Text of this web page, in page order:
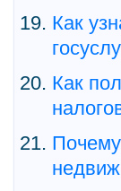
Как
Как